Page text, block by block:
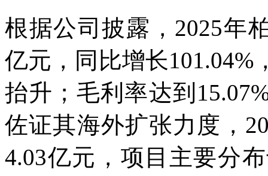
根据公司披露，2025年
亿元，同比增长
抬升；毛利率达到
佐证其海外扩张力度，
4.03亿元，项目主要分